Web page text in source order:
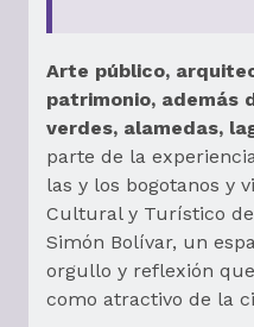
Arte público,
patrimonio, además
verdes, alamedas,
parte de la
las y los bogotanos y
Cultural y Turístico
Simón Bolívar, un
orgullo y reflexión
como atractivo de la